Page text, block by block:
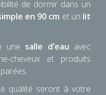
de dormir dans un
en 90 cm et un lit
une salle d’eau avec
cheveux et produits
qualité seront à votre